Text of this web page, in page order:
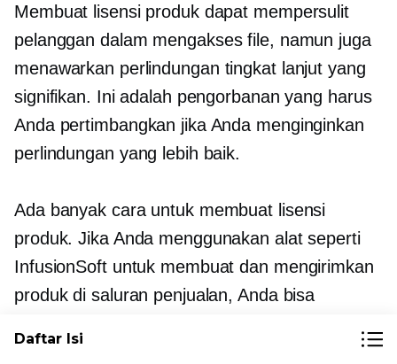
Membuat lisensi produk dapat mempersulit
pelanggan dalam mengakses file, namun juga
menawarkan perlindungan tingkat lanjut yang
signifikan. Ini adalah pengorbanan yang harus
Anda pertimbangkan jika Anda menginginkan
perlindungan yang lebih baik.
Ada banyak cara untuk membuat lisensi
produk. Jika Anda menggunakan alat seperti
InfusionSoft untuk membuat dan mengirimkan
produk di saluran penjualan, Anda bisa
Daftar Isi